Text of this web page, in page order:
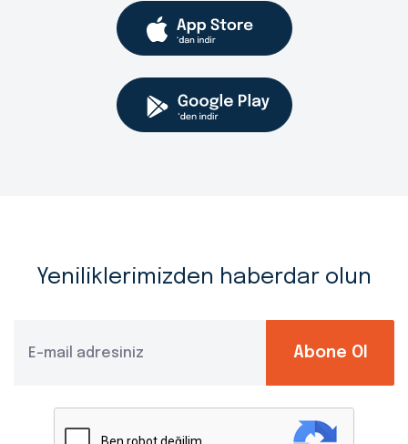
Yeniliklerimizden haberdar olun
Abone Ol